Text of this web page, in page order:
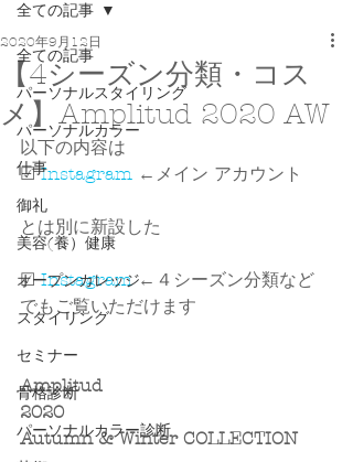
全ての記事
パーソナルスタイリング
パーソナルカラー
仕事
御礼
美容(養）健康
オープンカレッジ
スタイリング
セミナー
骨格診断
パーソナルカラー診断
全ての記事
【4シーズン分類・コス
メ】Amplitud 2020 AW
2020年9月12日
以下の内容は
☑ Instagram ←メイン アカウント
とは別に新設した
☑ Instagram ←４シーズン分類など
でもご覧いただけます
Amplitud
2020
Autumn & Winter COLLECTION